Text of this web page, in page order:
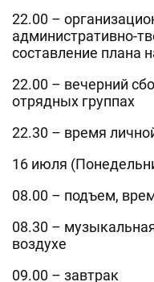
22.00 –
административно-
составление плана
22.00 – вечерний
отрядных группах
22.30 – время
16 июля
08.00 – подъем,
08.30 –
воздухе
09.00 – завтрак